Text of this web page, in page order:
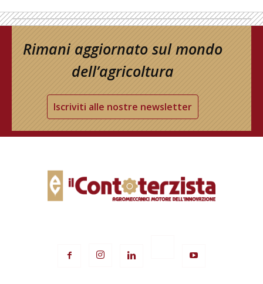
Rimani aggiornato sul mondo
dell’agricoltura
Iscriviti alle nostre newsletter